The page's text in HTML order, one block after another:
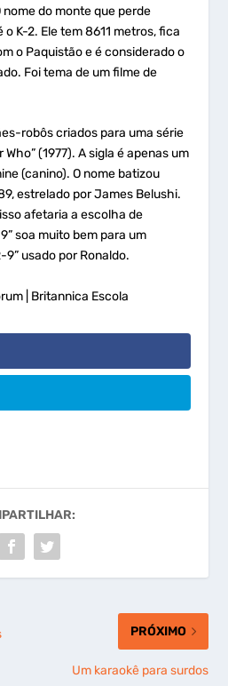
nome do monte que perde
o K-2. Ele tem 8611 metros, fica
o Paquistão e é considerado o
Foi tema de um filme de
robôs criados para uma série
(1977). A sigla é apenas um
(canino). O nome batizou
estrelado por James Belushi.
afetaria a escolha de
soa muito bem para um
9” usado por Ronaldo.
PRÓXIMO
Um karaokê para surdos